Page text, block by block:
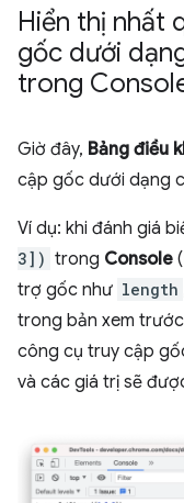
Hiển thị nhất
gốc dưới
trong
Giờ đây, Bảng điều
cập gốc dưới dạng
Ví dụ: khi đánh giá
3]) trong Console
trợ gốc như length
trong bản xem
công cụ truy cập
và các giá trị sẽ